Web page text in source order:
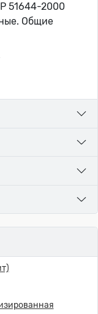
51644-2000
Общие